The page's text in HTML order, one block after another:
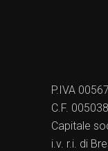
P.IVA
C.F.
Capitale
i.v. r.i. di